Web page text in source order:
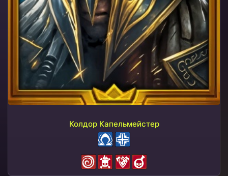
Колдор Капельмейстер